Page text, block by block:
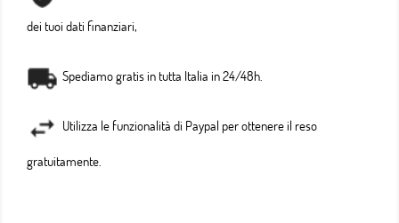
dei tuoi dati finanziari,
Spediamo gratis in tutta Italia in 24/48h.
Utilizza le funzionalità di Paypal per ottenere il reso
gratuitamente.